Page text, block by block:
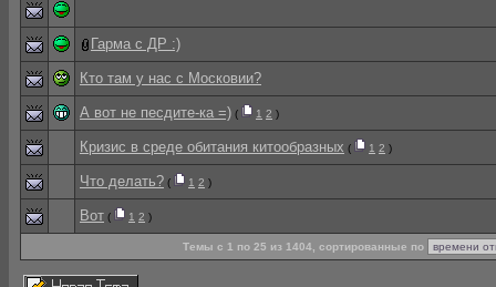
Гарма с ДР :)
Кто там у нас с Московии?
А вот не песдите-ка =) ( 1 2 )
Кризис в среде обитания китообразных ( 1 2 )
Что делать? ( 1 2 )
Вот ( 1 2 )
Темы с 1 по 25 из 1404, сортированные по